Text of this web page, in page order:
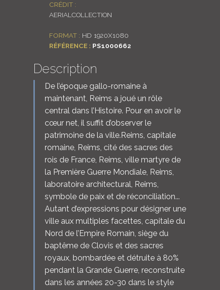
CRÉDIT :
AERIALCOLLECTION
FORMAT : HD 1920X1080
RÉFÉRENCE : PS1000662
Description
De l’époque gallo-romaine à
maintenant, Reims a joué un rôle
central dans l’Histoire. Pour en avoir le
cœur net, il suffit d’observer le
patrimoine de la ville.Reims, capitale
romaine, Reims, cité des sacres des
rois de France, Reims, ville martyre de
la Première Guerre Mondiale, Reims,
laboratoire architectural, Reims,
symbole de paix et de réconciliation...
Autant d’expressions pour désigner une
ville aux multiples facettes, capitale du
Nord de l’Empire Romain, siège du
baptême de Clovis et des sacres
royaux, bombardée et détruite à 80%
pendant la Grande Guerre, reconstruite
dans les années 20-30 dans le style